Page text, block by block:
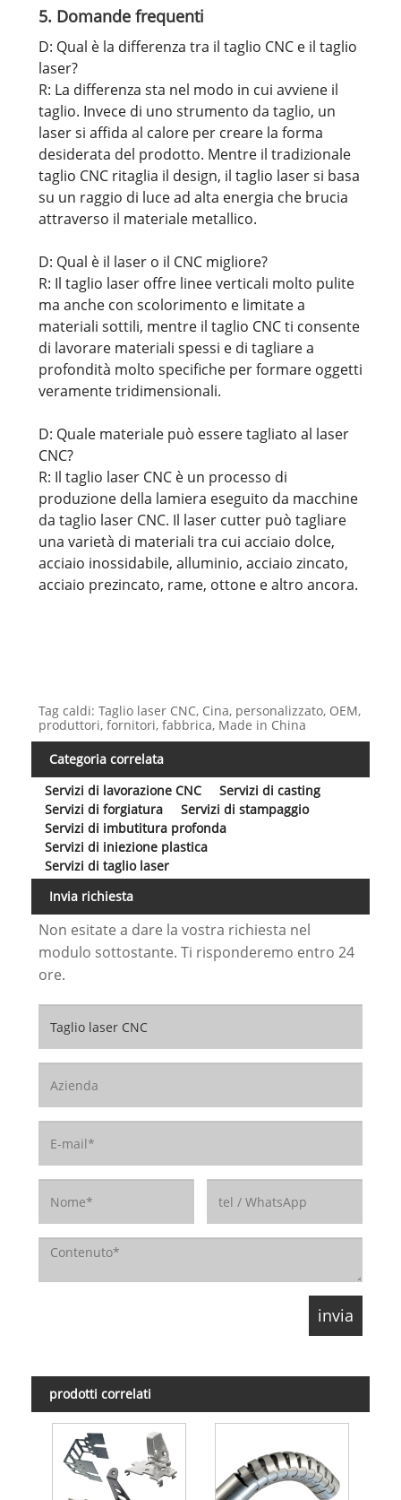
5. Domande frequenti
D: Qual è la differenza tra il taglio CNC e il taglio
laser?
R: La differenza sta nel modo in cui avviene il
taglio. Invece di uno strumento da taglio, un
laser si affida al calore per creare la forma
desiderata del prodotto. Mentre il tradizionale
taglio CNC ritaglia il design, il taglio laser si basa
su un raggio di luce ad alta energia che brucia
attraverso il materiale metallico.
D: Qual è il laser o il CNC migliore?
R: Il taglio laser offre linee verticali molto pulite
ma anche con scolorimento e limitate a
materiali sottili, mentre il taglio CNC ti consente
di lavorare materiali spessi e di tagliare a
profondità molto specifiche per formare oggetti
veramente tridimensionali.
D: Quale materiale può essere tagliato al laser
CNC?
R: Il taglio laser CNC è un processo di
produzione della lamiera eseguito da macchine
da taglio laser CNC. Il laser cutter può tagliare
una varietà di materiali tra cui acciaio dolce,
acciaio inossidabile, alluminio, acciaio zincato,
acciaio prezincato, rame, ottone e altro ancora.
Tag caldi: Taglio laser CNC, Cina, personalizzato, OEM,
produttori, fornitori, fabbrica, Made in China
Categoria correlata
Servizi di lavorazione CNC
Servizi di casting
Servizi di forgiatura
Servizi di stampaggio
Servizi di imbutitura profonda
Servizi di iniezione plastica
Servizi di taglio laser
Invia richiesta
Non esitate a dare la vostra richiesta nel
modulo sottostante. Ti risponderemo entro 24
ore.
prodotti correlati